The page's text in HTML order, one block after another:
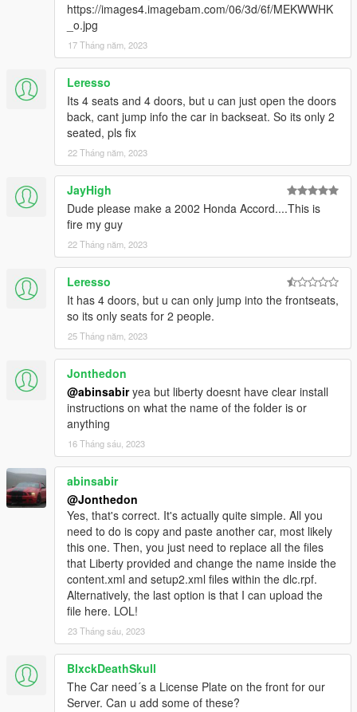
https://images4.imagebam.com/06/3d/6f/MEKWWHK
_o.jpg
17 Tháng năm, 2023
Leresso
Its 4 seats and 4 doors, but u can just open the doors
back, cant jump info the car in backseat. So its only 2
seated, pls fix
22 Tháng năm, 2023
JayHigh
Dude please make a 2002 Honda Accord....This is
fire my guy
22 Tháng năm, 2023
Leresso
It has 4 doors, but u can only jump into the frontseats,
so its only seats for 2 people.
25 Tháng năm, 2023
Jonthedon
@abinsabiryea but liberty doesnt have clear install
instructions on what the name of the folder is or
anything
16 Tháng sáu, 2023
abinsabir
@Jonthedon
Yes, that's correct. It's actually quite simple. All you
need to do is copy and paste another car, most likely
this one. Then, you just need to replace all the files
that Liberty provided and change the name inside the
content.xml and setup2.xml files within the dlc.rpf.
Alternatively, the last option is that I can upload the
file here. LOL!
23 Tháng sáu, 2023
BlxckDeathSkull
The Car need´s a License Plate on the front for our
Server. Can u add some of these?